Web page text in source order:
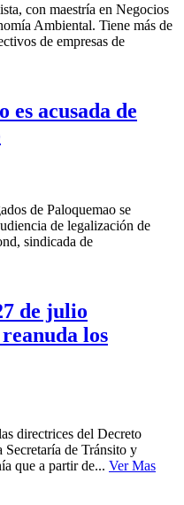
con maestría en Negocios
Ambiental. Tiene más de
de empresas de
es acusada de
de Paloquemao se
de legalización de
sindicada de
de julio
los
directrices del Decreto
de Tránsito y
que a partir de... Ver Mas